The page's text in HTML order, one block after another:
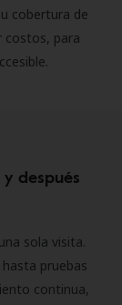
cobertura de
costos, para
después
sola visita.
pruebas
continua,